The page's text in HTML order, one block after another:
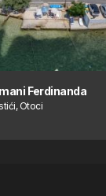
Ferdinanda
Otoci